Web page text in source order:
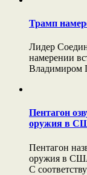
Трамп
Лидер
намерении
Владимиром
Пентагон
оружия в
Пентагон
оружия в
С